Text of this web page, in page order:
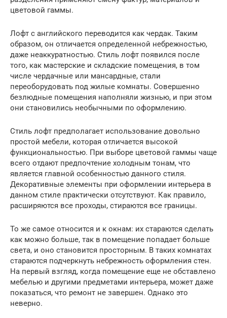
цветовой гаммы.
Лофт с английского переводится как чердак. Таким
образом, он отличается определенной небрежностью,
даже неаккуратностью. Стиль лофт появился после
того, как мастерские и складские помещения, в том
числе чердачные или мансардные, стали
переоборудовать под жилые комнаты. Совершенно
безлюдные помещения наполняли жизнью, и при этом
они становились необычными по оформлению.
Стиль лофт предполагает использование довольно
простой мебели, которая отличается высокой
функциональностью. При выборе цветовой гаммы чаще
всего отдают предпочтение холодным тонам, что
является главной особенностью данного стиля.
Декоративные элементы при оформлении интерьера в
данном стиле практически отсутствуют. Как правило,
расширяются все проходы, стираются все границы.
То же самое относится и к окнам: их стараются сделать
как можно больше, так в помещение попадает больше
света, и оно становится просторным. В таких комнатах
стараются подчеркнуть небрежность оформления стен.
На первый взгляд, когда помещение еще не обставлено
мебелью и другими предметами интерьера, может даже
показаться, что ремонт не завершен. Однако это
неверно.